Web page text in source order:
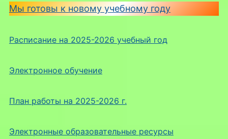
Мы готовы к новому учебному году
Расписание на 2025-2026 учебный год
Электронное обучение
План работы на 2025-2026 г.
Электронные образовательные ресурсы